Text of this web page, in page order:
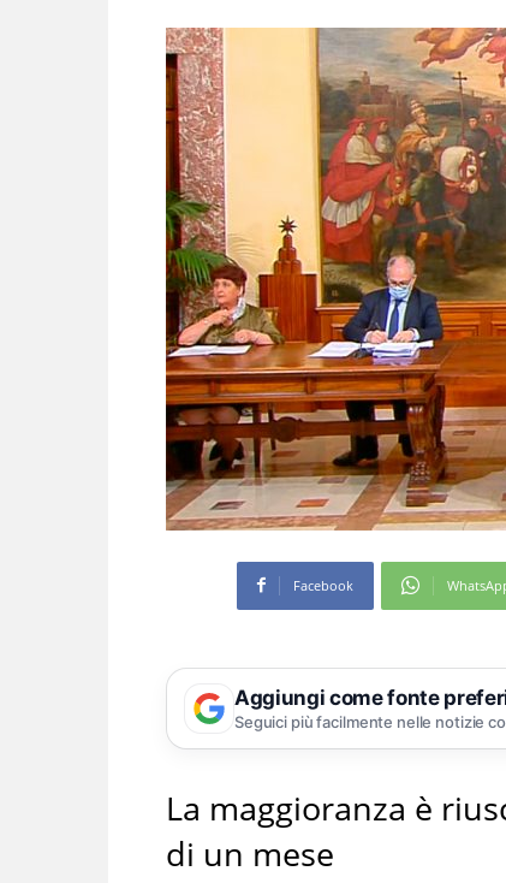
Facebook
Aggiungi come fonte
Seguici più facilmente nelle notizie
La maggioranza è
di un mese